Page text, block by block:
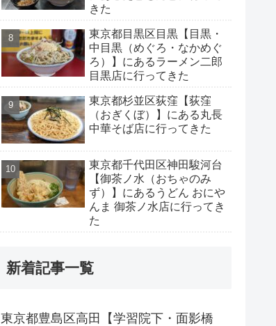
きた
東京都目黒区目黒【目黒・
中目黒（めぐろ・なかめぐ
ろ）】にあるラーメン二郎
目黒店に行ってきた
東京都杉並区荻窪【荻窪
（おぎくぼ）】にある丸長
中華そば店に行ってきた
東京都千代田区神田駿河台
【御茶ノ水（おちゃのみ
ず）】にあるうどん おにや
んま 御茶ノ水店に行ってき
た
新着記事一覧
東京都豊島区高田【学習院下・面影橋